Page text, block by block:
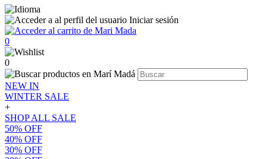
Iniciar sesión
0
0
NEW IN
WINTER SALE
+
SHOP ALL SALE
50% OFF
40% OFF
30% OFF